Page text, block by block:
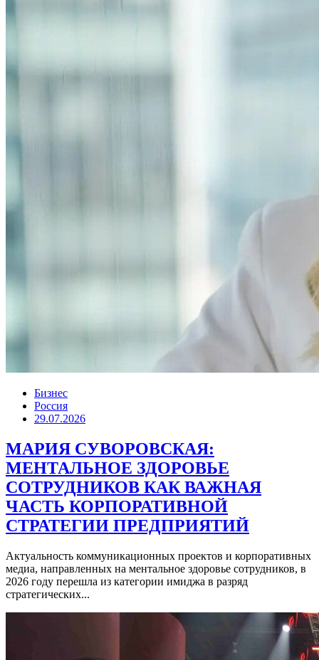
Бизнес
Россия
29.07.2026
МАРИЯ СУВОРОВСКАЯ:
МЕНТАЛЬНОЕ ЗДОРОВЬЕ
СОТРУДНИКОВ КАК ВАЖНАЯ
ЧАСТЬ КОРПОРАТИВНОЙ
СТРАТЕГИИ ПРЕДПРИЯТИЙ
Актуальность коммуникационных проектов и корпоративных
медиа, направленных на ментальное здоровье сотрудников, в
2026 году перешла из категории имиджа в разряд
стратегических...